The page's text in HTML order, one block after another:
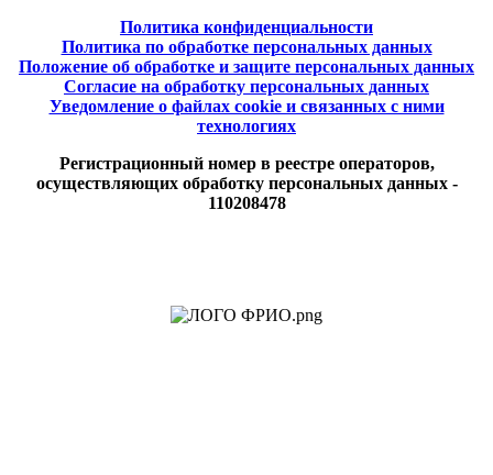
Политика конфиденциальности
Политика по обработке персональных данных
Положение об обработке и защите персональных данных
Согласие на обработку персональных данных
Уведомление о файлах cookie и связанных с ними
технологиях
Регистрационный номер в реестре операторов,
осуществляющих обработку персональных данных -
110208478